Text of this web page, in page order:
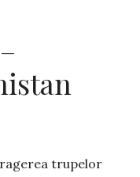
trupelor